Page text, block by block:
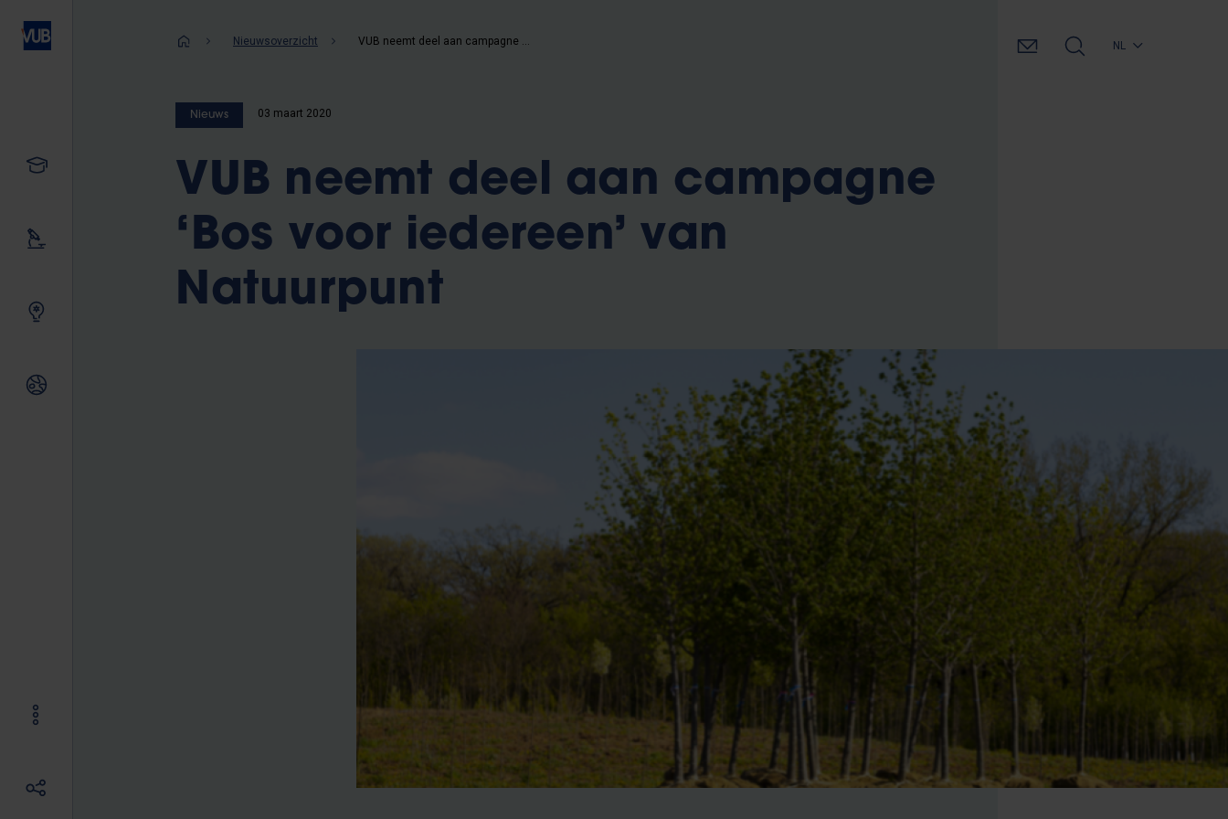
Kruimelpad
Nieuwsoverzicht NL
Nieuws 03 maart 2020
VUB neemt deel aan campagne
‘Bos voor iedereen’ van
Natuurpunt